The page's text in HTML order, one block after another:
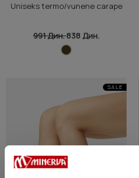
Uniseks termo/vunene carape
991 Дин.838 Дин.
SALE